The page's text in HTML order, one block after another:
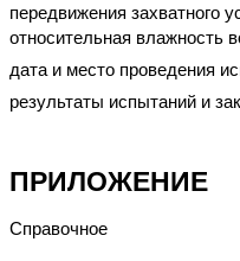
передвижения захватного
относительная влажность
дата и место проведения
результаты испытаний и
ПРИЛОЖЕНИЕ
Справочное